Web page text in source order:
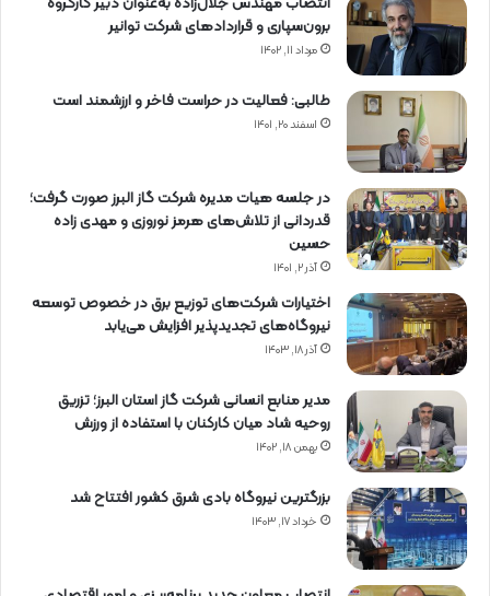
برون‌سپاری و قراردادهای شركت توانیر
مرداد ۱۱, ۱۴۰۲
طالبی: فعالیت در حراست فاخر و ارزشمند است
اسفند ۲۰, ۱۴۰۱
در جلسه هیات مدیره شرکت گاز البرز صورت گرفت؛
قدردانی از تلاش‌های هرمز نوروزی و مهدی زاده
حسین
آذر ۲, ۱۴۰۱
اختیارات شرکت‌های توزیع برق در خصوص توسعه
نیروگاه‌های تجدیدپذیر افزایش می‌یابد
آذر ۱۸, ۱۴۰۳
مدیر منابع انسانی شرکت گاز استان البرز؛ تزریق
روحیه شاد میان کارکنان با استفاده از ورزش
بهمن ۱۸, ۱۴۰۲
بزرگترین نیروگاه بادی شرق کشور افتتاح شد
خرداد ۱۷, ۱۴۰۳